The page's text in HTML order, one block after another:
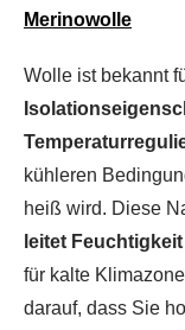
Merinowolle
Wolle ist bekannt
kühleren
heiß wird. Diese
leitet Feuchtigkeit
für kalte
darauf, dass Sie